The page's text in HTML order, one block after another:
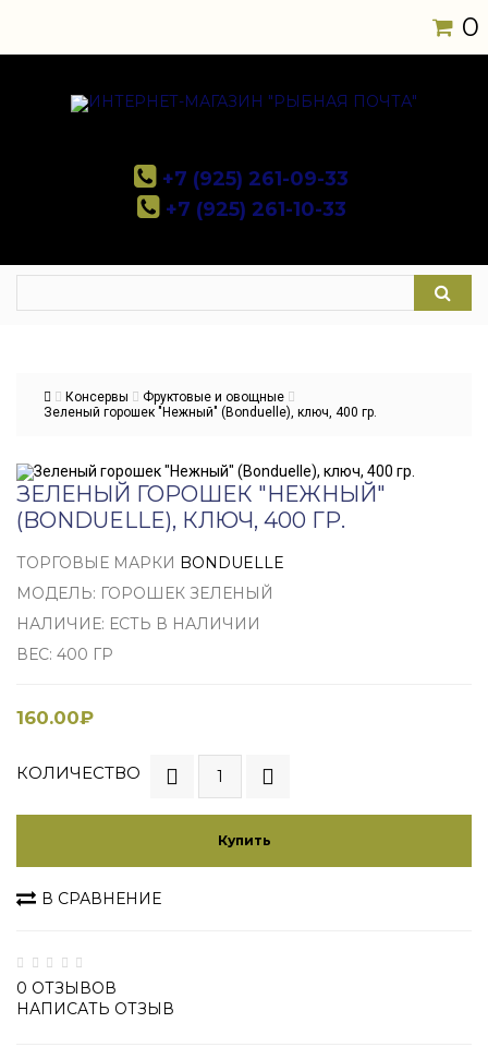
0
+7 (925) 261-09-33
+7 (925) 261-10-33
Консервы
Фруктовые и овощные
Зеленый горошек "Нежный" (Bonduelle), ключ, 400 гр.
ЗЕЛЕНЫЙ ГОРОШЕК "НЕЖНЫЙ"
(BONDUELLE), КЛЮЧ, 400 ГР.
ТОРГОВЫЕ МАРКИ BONDUELLE
МОДЕЛЬ: ГОРОШЕК ЗЕЛЕНЫЙ
НАЛИЧИЕ: ЕСТЬ В НАЛИЧИИ
ВЕС: 400 ГР
160.00₽
КОЛИЧЕСТВО
Купить
В СРАВНЕНИЕ
0 ОТЗЫВОВ
НАПИСАТЬ ОТЗЫВ